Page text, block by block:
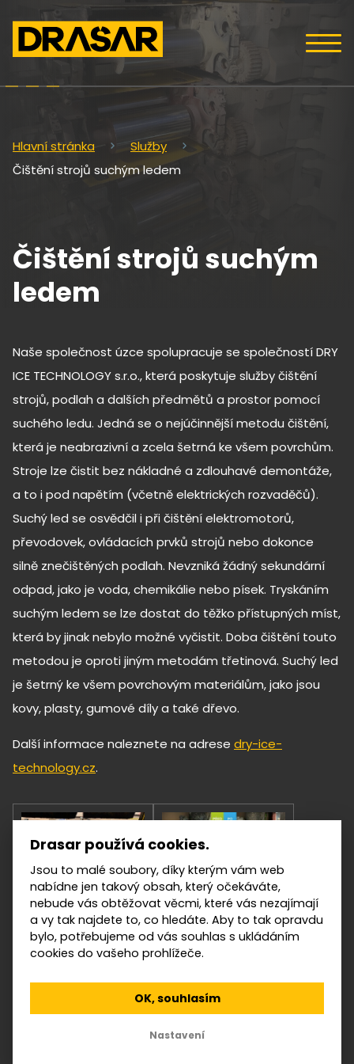
Hlavní stránka
Služby
Čištění strojů suchým ledem
Čištění strojů suchým
ledem
Naše společnost úzce spolupracuje se společností DRY
ICE TECHNOLOGY s.r.o., která poskytuje služby čištění
strojů, podlah a dalších předmětů a prostor pomocí
suchého ledu. Jedná se o nejúčinnější metodu čištění,
která je neabrazivní a zcela šetrná ke všem povrchům.
Stroje lze čistit bez nákladné a zdlouhavé demontáže,
a to i pod napětím (včetně elektrických rozvaděčů).
Suchý led se osvědčil i při čištění elektromotorů,
převodovek, ovládacích prvků strojů nebo dokonce
silně znečištěných podlah. Nevzniká žádný sekundární
odpad, jako je voda, chemikálie nebo písek. Tryskáním
suchým ledem se lze dostat do těžko přístupných míst,
která by jinak nebylo možné vyčistit. Doba čištění touto
metodou je oproti jiným metodám třetinová. Suchý led
je šetrný ke všem povrchovým materiálům, jako jsou
kovy, plasty, gumové díly a také dřevo.
Další informace naleznete na adrese dry-ice-
technology.cz.
© 2022—2026 ATC Drašar s.r.o.
Drasar používá cookies.
Jsou to malé soubory, díky kterým vám web
nabídne jen takový obsah, který očekáváte,
nebude vás obtěžovat věcmi, které vás nezajímají
a vy tak najdete to, co hledáte. Aby to tak opravdu
bylo, potřebujeme od vás souhlas s ukládáním
cookies do vašeho prohlížeče.
OK, souhlasím
Nastavení